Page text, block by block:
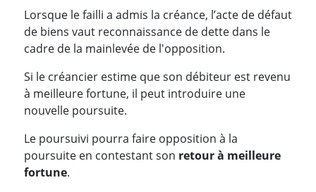
Lorsque le failli a admis la créance, l’acte de défaut
de biens vaut reconnaissance de dette dans le
cadre de la mainlevée de l'opposition.
Si le créancier estime que son débiteur est revenu
à meilleure fortune, il peut introduire une
nouvelle poursuite.
Le poursuivi pourra faire opposition à la
poursuite en contestant son retour à meilleure
fortune.